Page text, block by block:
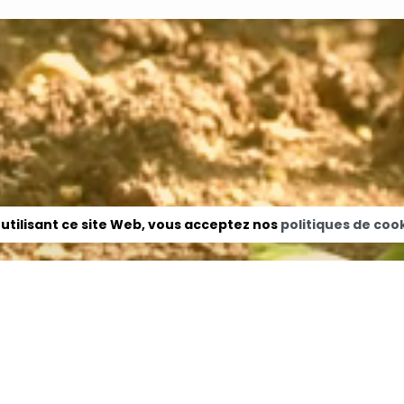
utilisant ce site Web, vous acceptez nospolitiques de